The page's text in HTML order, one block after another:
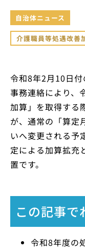
自治体ニュース
介護職員等処遇改善
令和8年2月10日
事務連絡により、
加算」を取得する
が、通常の「算定
いへ変更される予
定による加算拡充
置です。
この記事で
令和8年度の